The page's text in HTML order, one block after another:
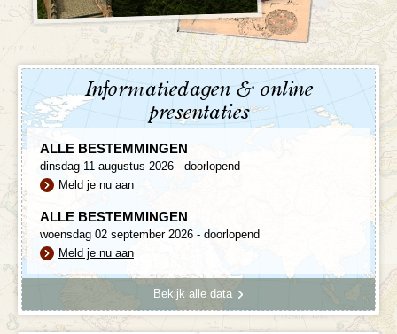
Informatiedagen & online
presentaties
ALLE BESTEMMINGEN
dinsdag 11 augustus 2026 - doorlopend
Meld je nu aan
ALLE BESTEMMINGEN
woensdag 02 september 2026 - doorlopend
Meld je nu aan
Bekijk alle data